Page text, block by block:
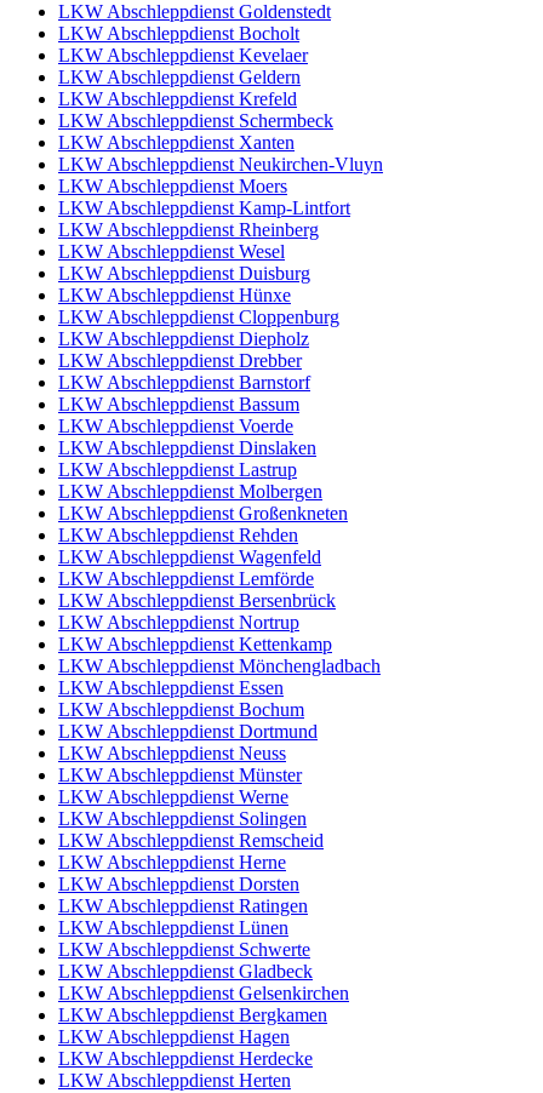
LKW Abschleppdienst Goldenstedt
LKW Abschleppdienst Bocholt
LKW Abschleppdienst Kevelaer
LKW Abschleppdienst Geldern
LKW Abschleppdienst Krefeld
LKW Abschleppdienst Schermbeck
LKW Abschleppdienst Xanten
LKW Abschleppdienst Neukirchen-Vluyn
LKW Abschleppdienst Moers
LKW Abschleppdienst Kamp-Lintfort
LKW Abschleppdienst Rheinberg
LKW Abschleppdienst Wesel
LKW Abschleppdienst Duisburg
LKW Abschleppdienst Hünxe
LKW Abschleppdienst Cloppenburg
LKW Abschleppdienst Diepholz
LKW Abschleppdienst Drebber
LKW Abschleppdienst Barnstorf
LKW Abschleppdienst Bassum
LKW Abschleppdienst Voerde
LKW Abschleppdienst Dinslaken
LKW Abschleppdienst Lastrup
LKW Abschleppdienst Molbergen
LKW Abschleppdienst Großenkneten
LKW Abschleppdienst Rehden
LKW Abschleppdienst Wagenfeld
LKW Abschleppdienst Lemförde
LKW Abschleppdienst Bersenbrück
LKW Abschleppdienst Nortrup
LKW Abschleppdienst Kettenkamp
LKW Abschleppdienst Mönchengladbach
LKW Abschleppdienst Essen
LKW Abschleppdienst Bochum
LKW Abschleppdienst Dortmund
LKW Abschleppdienst Neuss
LKW Abschleppdienst Münster
LKW Abschleppdienst Werne
LKW Abschleppdienst Solingen
LKW Abschleppdienst Remscheid
LKW Abschleppdienst Herne
LKW Abschleppdienst Dorsten
LKW Abschleppdienst Ratingen
LKW Abschleppdienst Lünen
LKW Abschleppdienst Schwerte
LKW Abschleppdienst Gladbeck
LKW Abschleppdienst Gelsenkirchen
LKW Abschleppdienst Bergkamen
LKW Abschleppdienst Hagen
LKW Abschleppdienst Herdecke
LKW Abschleppdienst Herten